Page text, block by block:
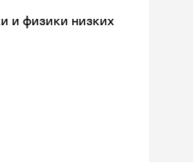
и физики низких